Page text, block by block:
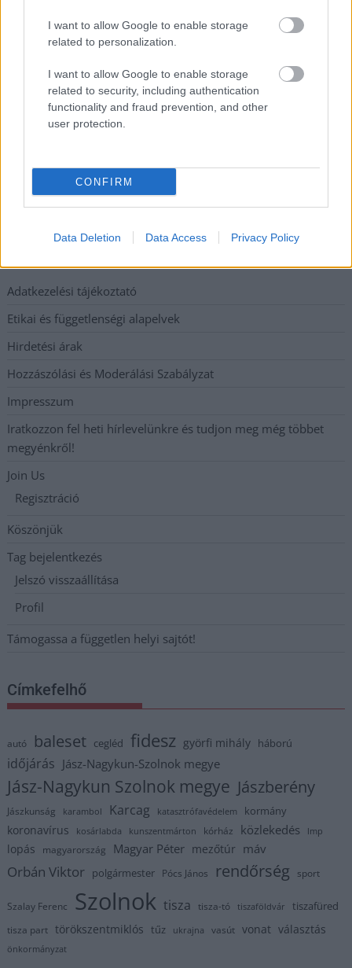
I want to allow Google to enable storage
related to personalization.
I want to allow Google to enable storage
related to security, including authentication
functionality and fraud prevention, and other
user protection.
CONFIRM
Data Deletion Data Access Privacy Policy
további üzemeltetését
állapotban levő buszmegálló mutatja, hogy Szolnok mennyire
élhető város
Pénteken újra csökken a benzin és a gázolaj ára is
Országgyűlés
Kiterjedt tüzek pusztítanak az országban, köztük Karcagon
Elérhetőség
Adatkezelési tájékoztató
Etikai és függetlenségi alapelvek
Hirdetési árak
Hozzászólási és Moderálási Szabályzat
Impresszum
Iratkozzon fel heti hírlevelünkre és tudjon meg még többet
megyénkről!
Join Us
Regisztráció
Köszönjük
Tag bejelentkezés
Jelszó visszaállítása
Profil
Támogassa a független helyi sajtót!
Címkefelhő
autó baleset cegléd fidesz györfi mihály háború
időjárás Jász-Nagykun-Szolnok megye
Jász-Nagykun Szolnok megye Jászberény
Jászkunság karambol Karcag katasztrófavédelem kormány
koronavírus kosárlabda kunszentmárton kórház közlekedés lmp
lopás magyarország Magyar Péter mezőtúr máv
Orbán Viktor polgármester Pócs János rendőrség sport
Szalay Ferenc Szolnok tisza tisza-tó tiszaföldvár tiszafüred
tisza part törökszentmiklós tűz ukrajna vasút vonat választás
önkormányzat